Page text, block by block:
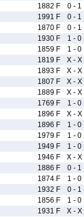
1882 F 0 - 1
1991 F 0 - 1
1870 F 0 - 1
1930 F 1 - 0
1859 F 1 - 0
1819 F X - X
1893 F X - X
1807 F X - X
1889 F X - X
1769 F 1 - 0
1896 F X - X
1896 F 1 - 0
1979 F 1 - 0
1949 F 1 - 0
1946 F X - X
1886 F 0 - 1
1874 F 1 - 0
1932 F 0 - 1
1856 F 1 - 0
1931 F X - X